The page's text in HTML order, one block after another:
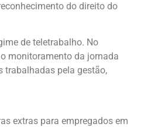
do direito do
de teletrabalho. No
monitoramento da jornada
trabalhadas pela gestão,
extras para empregados em